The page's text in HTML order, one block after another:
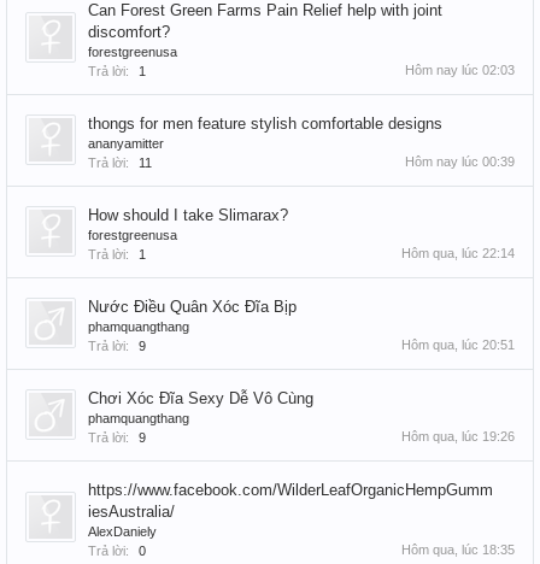
Can Forest Green Farms Pain Relief help with joint
discomfort?
forestgreenusa
Trả lời:
1 Hôm nay lúc 02:03
thongs for men feature stylish comfortable designs
ananyamitter
Trả lời:
11 Hôm nay lúc 00:39
How should I take Slimarax?
forestgreenusa
Trả lời:
1 Hôm qua, lúc 22:14
Nước Điều Quân Xóc Đĩa Bịp
phamquangthang
Trả lời:
9 Hôm qua, lúc 20:51
Chơi Xóc Đĩa Sexy Dễ Vô Cùng
phamquangthang
Trả lời:
9 Hôm qua, lúc 19:26
https://www.facebook.com/WilderLeafOrganicHempGumm
iesAustralia/
AlexDaniely
Trả lời:
0 Hôm qua, lúc 18:35